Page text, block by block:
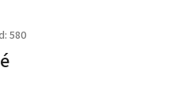
580